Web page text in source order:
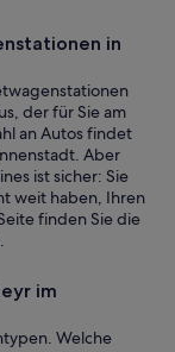
in
der für Sie am
an Autos findet
Aber
ist sicher: Sie
weit haben, Ihren
finden Sie die
im
Welche